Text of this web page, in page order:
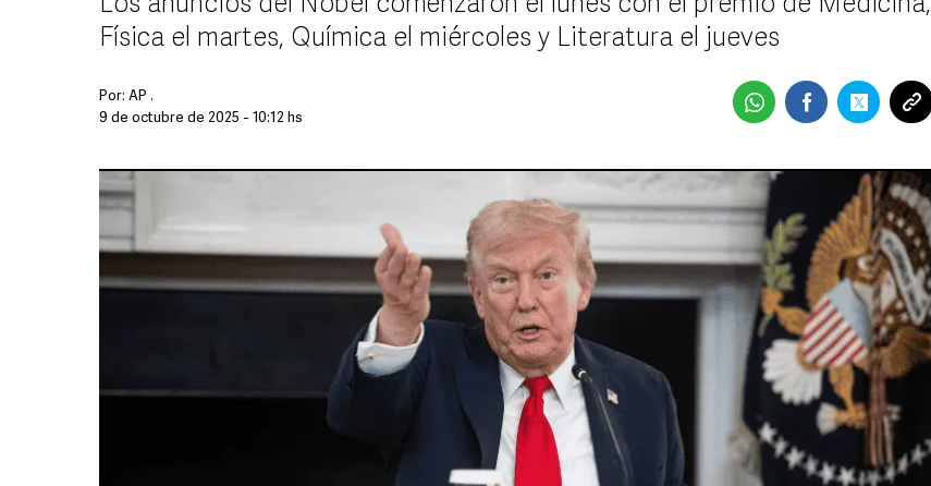
Los anuncios del Nobel comenzaron el lunes con el premio de Medicina,
Física el martes, Química el miércoles y Literatura el jueves
Por: AP .
9 de octubre de 2025 - 10:12 hs